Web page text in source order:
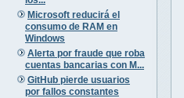
Microsoft reducirá el
consumo de RAM en
Windows
Alerta por fraude que roba
cuentas bancarias con M...
GitHub pierde usuarios
por fallos constantes